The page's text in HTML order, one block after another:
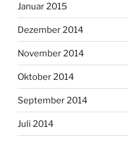
Januar 2015
Dezember 2014
November 2014
Oktober 2014
September 2014
Juli 2014